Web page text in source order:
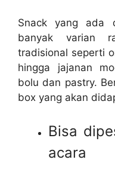
Snack yang ada
banyak varian
tradisional seperti
hingga jajanan
bolu dan pastry.
box yang akan
Bisa
acara